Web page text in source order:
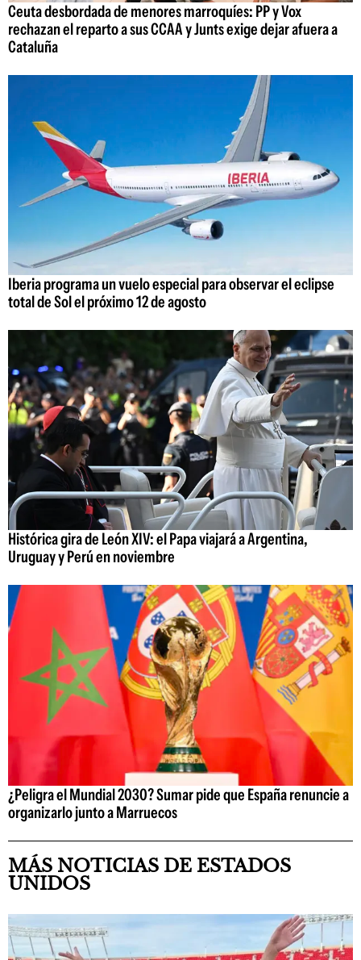
Ceuta desbordada de menores marroquíes: PP y Vox
rechazan el reparto a sus CCAA y Junts exige dejar afuera a
Cataluña
Iberia programa un vuelo especial para observar el eclipse
total de Sol el próximo 12 de agosto
Histórica gira de León XIV: el Papa viajará a Argentina,
Uruguay y Perú en noviembre
¿Peligra el Mundial 2030? Sumar pide que España renuncie a
organizarlo junto a Marruecos
MÁS NOTICIAS DE ESTADOS
UNIDOS